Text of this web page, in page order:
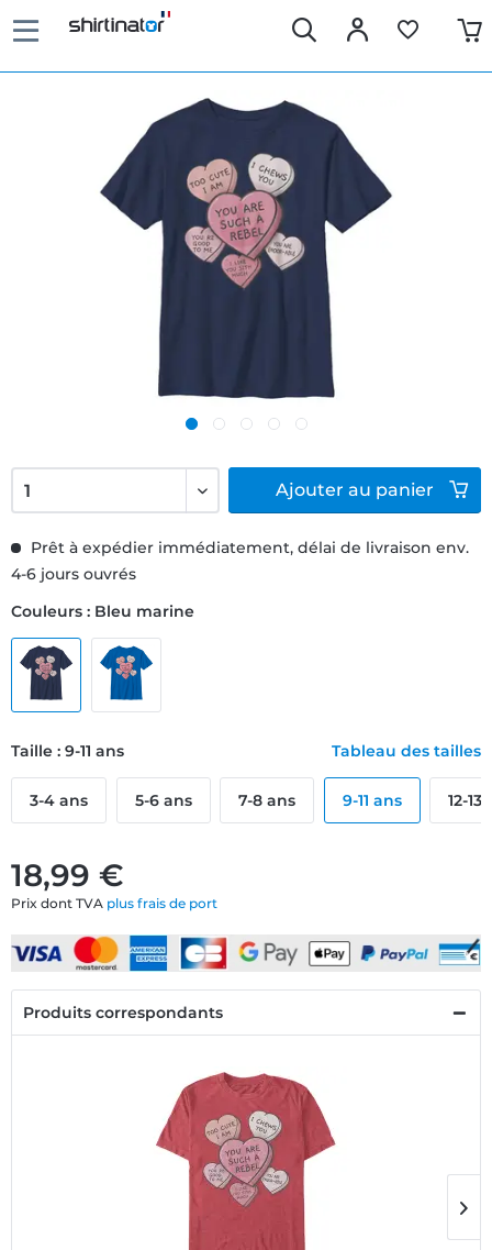
18,99 €
Prix dont TVA plus frais de port
Prêt à expédier immédiatement, délai de livraison env.
4-6 jours ouvrés
Couleurs : Bleu marine
Taille : 9-11 ans Tableau des tailles
3-4 ans 5-6 ans 7-8 ans 9-11 ans 12-13
Ajouter au panier
Produits correspondants